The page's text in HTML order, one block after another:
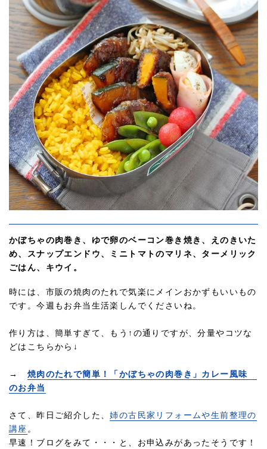
かぼちゃの肉巻き、ゆで卵のベーコン巻き焼き、えのきいた
め、スナップエンドウ、ミニトマトのマリネ、ターメリック
ごはん、キウイ。
時には、市販の焼肉のたれで気楽にメインおかずもいいもの
です。今週もお弁当生活楽しんでくださいね。
作り方は、簡単すぎて、もう↑の通りですが、分量やコツな
どはこちらから↓
→ 焼肉のたれで簡単！「かぼちゃの肉巻き」カレー風味
のお弁当
さて、昨日ご紹介した、姉の古民家リフォームや生前整理の
講座 。
早速！ブログをみて・・・と、お申込みがあったそうです！